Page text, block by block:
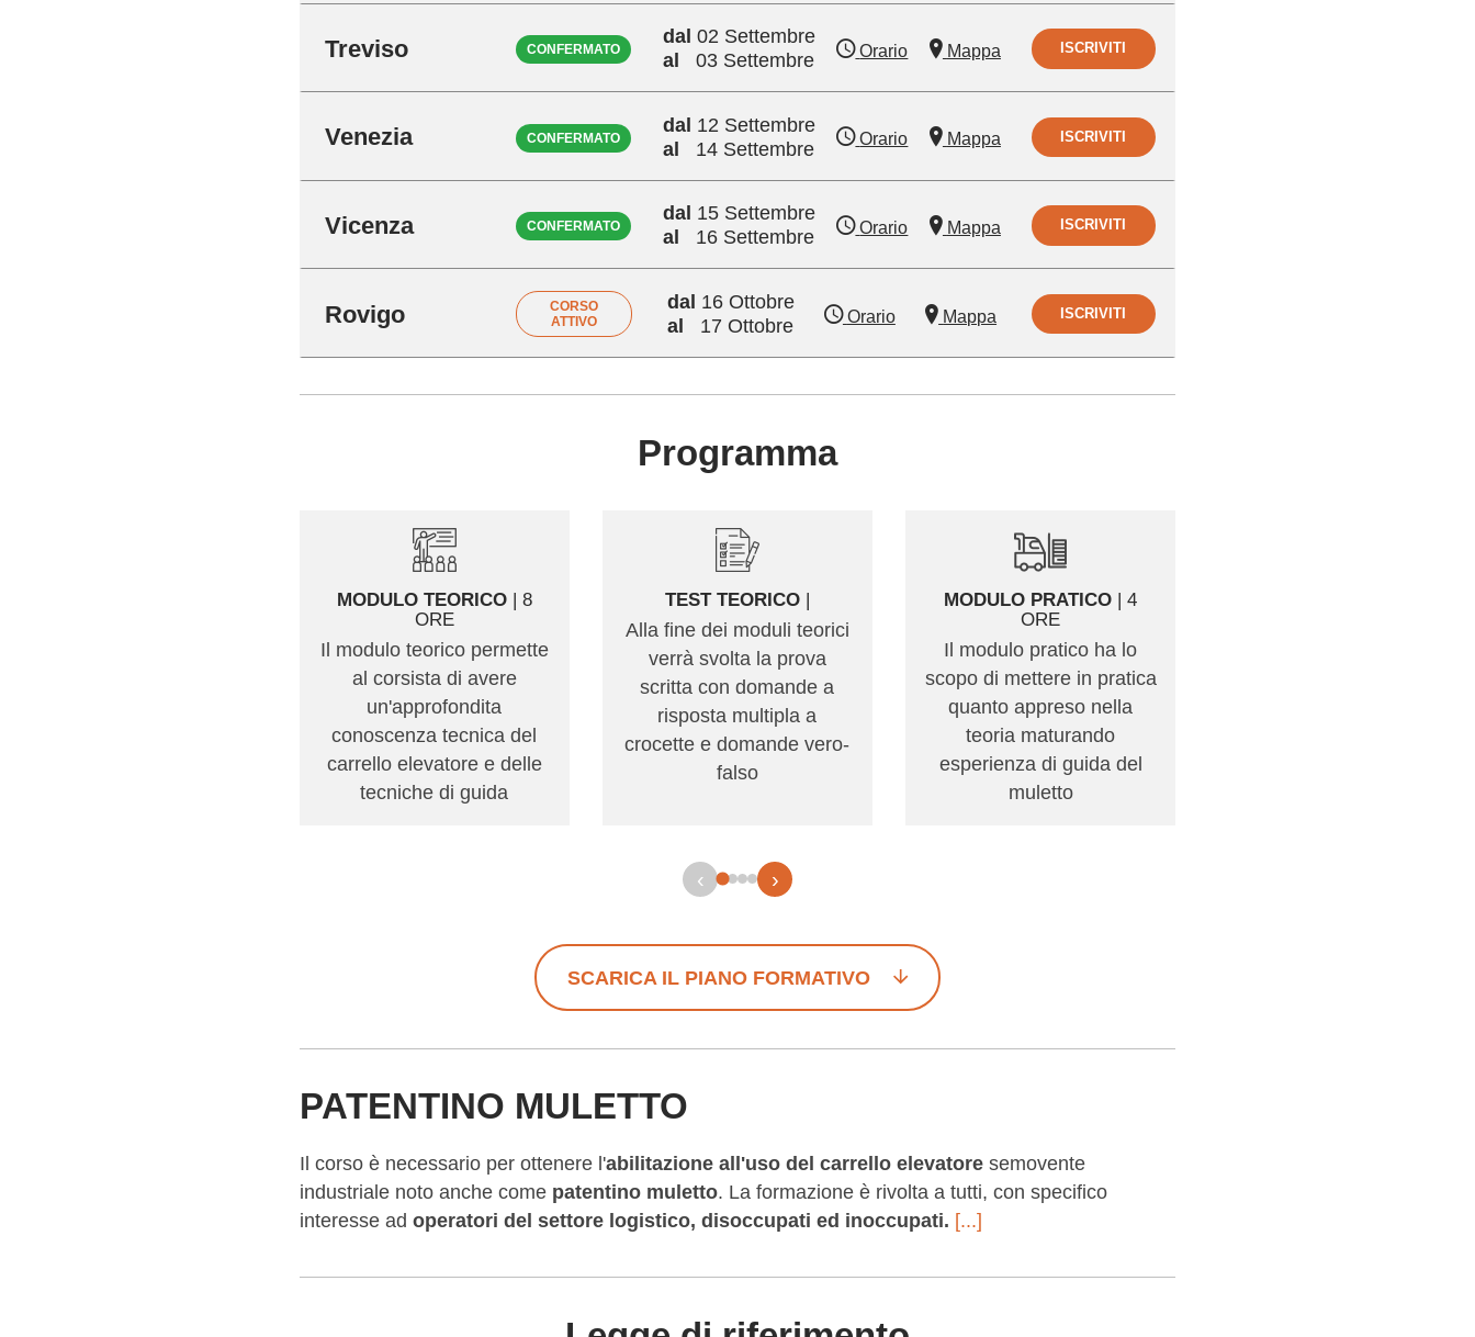
Treviso CONFERMATO
dal 02 Settembre
al
03 Settembre Orario Mappa ISCRIVITI
Venezia CONFERMATO
dal 12 Settembre
al
14 Settembre Orario Mappa ISCRIVITI
Vicenza CONFERMATO
dal 15 Settembre
al
16 Settembre Orario Mappa ISCRIVITI
Rovigo
CORSO
ATTIVO
dal 16 Ottobre
al
17 Ottobre Orario Mappa ISCRIVITI
Programma
MODULO TEORICO| 8
ORE
Il modulo teorico permette
al corsista di avere
un'approfondita
conoscenza tecnica del
carrello elevatore e delle
tecniche di guida
TEST TEORICO|
Alla fine dei moduli teorici
verrà svolta la prova
scritta con domande a
risposta multipla a
crocette e domande vero-
falso
MODULO PRATICO | 4
ORE
Il modulo pratico ha lo
scopo di mettere in pratica
quanto appreso nella
teoria maturando
esperienza di guida del
muletto
‹ ›
SCARICA IL PIANO FORMATIVO
PATENTINO MULETTO
Il corso è necessario per ottenere l'abilitazione all'uso del carrello elevatoresemovente
industriale noto anche come patentino muletto. La formazione è rivolta a tutti, con specifico
interesse ad operatori del settore logistico, disoccupati ed inoccupati. [...]